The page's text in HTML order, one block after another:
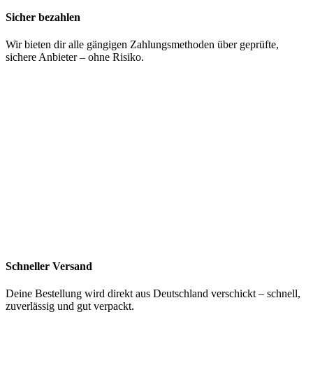
Sicher bezahlen
Wir bieten dir alle gängigen Zahlungsmethoden über geprüfte,
sichere Anbieter – ohne Risiko.
Schneller Versand
Deine Bestellung wird direkt aus Deutschland verschickt – schnell,
zuverlässig und gut verpackt.